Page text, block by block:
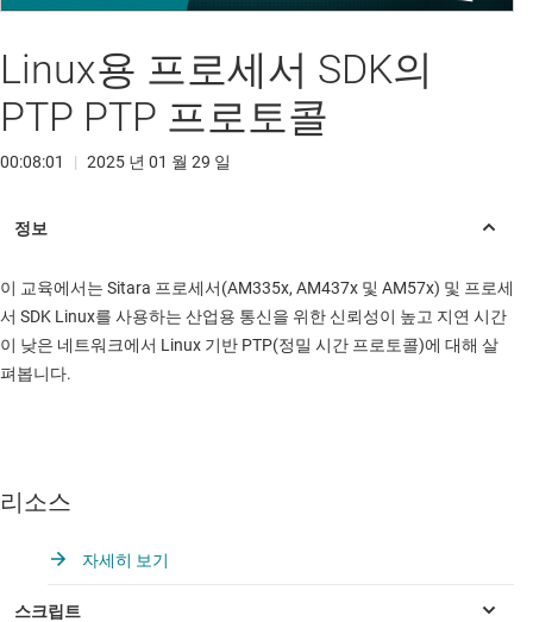
Video
Linux용 프로세서 SDK의
PTP PTP 프로토콜
00:08:01 | 2025 년 01 월 29 일
이 교육에서는 Sitara 프로세서(AM335x, AM437x 및 AM57x) 및 프로세
서 SDK Linux를 사용하는 산업용 통신을 위한 신뢰성이 높고 지연 시간
이 낮은 네트워크에서 Linux 기반 PTP(정밀 시간 프로토콜)에 대해 살
펴봅니다.
리소스
자세히 보기